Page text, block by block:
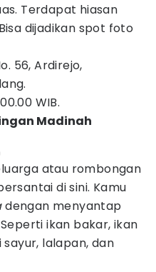
Terdapat hiasan
dijadikan spot foto
56, Ardirejo,
WIB.
Madinah
atau rombongan
di sini. Kamu
dengan menyantap
ikan bakar, ikan
lalapan, dan